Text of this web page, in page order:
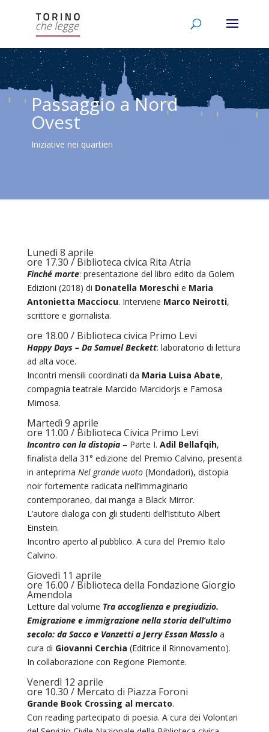
Passaggio a Nord
Ovest
Iniziative nei quartieri
Lunedì 8 aprile
ore 17.30 / Biblioteca civica Rita Atria
Finché morte: presentazione del libro edito da Golem
Edizioni (2018) di Donatella Moreschie Maria
Antonietta Macciocu. Interviene Marco Neirotti,
scrittore e giornalista.
ore 18.00 / Biblioteca civica Primo Levi
Happy Days – Da Samuel Beckett: laboratorio di lettura
ad alta voce.
Incontri mensili coordinati da Maria Luisa Abate,
compagnia teatrale Marcido Marcidorjs e Famosa
Mimosa.
Martedì 9 aprile
ore 11.00 / Biblioteca Civica Primo Levi
Incontro con la distopia – Parte I. Adil Bellafqih,
finalista della 31° edizione del Premio Calvino, presenta
in anteprima Nel grande vuoto (Mondadori), distopia
noir fortemente radicata nell’immaginario
contemporaneo, dai manga a Black Mirror.
L’autore dialoga con gli studenti dell’Istituto Albert
Einstein.
Incontro aperto al pubblico. A cura del Premio Italo
Calvino.
Giovedì 11 aprile
ore 16.00 / Biblioteca della Fondazione Giorgio
Amendola
Letture dal volume Tra accoglienza e pregiudizio.
Emigrazione e immigrazione nella storia dell’ultimo
secolo: da Sacco e Vanzetti a Jerry Essan Masslo a
cura di Giovanni Cerchia (Editrice il Rinnovamento).
In collaborazione con Regione Piemonte.
Venerdì 12 aprile
ore 10.30 / Mercato di Piazza Foroni
Grande Book Crossing al mercato.
Con reading partecipato di poesia. A cura dei Volontari